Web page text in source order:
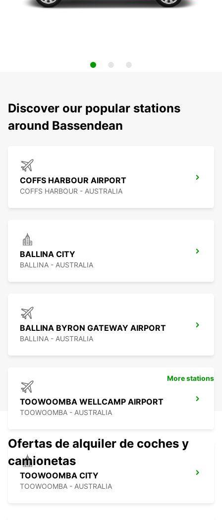
Discover our popular stations
around Bassendean
COFFS HARBOUR AIRPORT
COFFS HARBOUR - AUSTRALIA
BALLINA CITY
BALLINA - AUSTRALIA
BALLINA BYRON GATEWAY AIRPORT
BALLINA - AUSTRALIA
TOOWOOMBA WELLCAMP AIRPORT
TOOWOOMBA - AUSTRALIA
TOOWOOMBA CITY
TOOWOOMBA - AUSTRALIA
More stations
Ofertas de alquiler de coches y
camionetas